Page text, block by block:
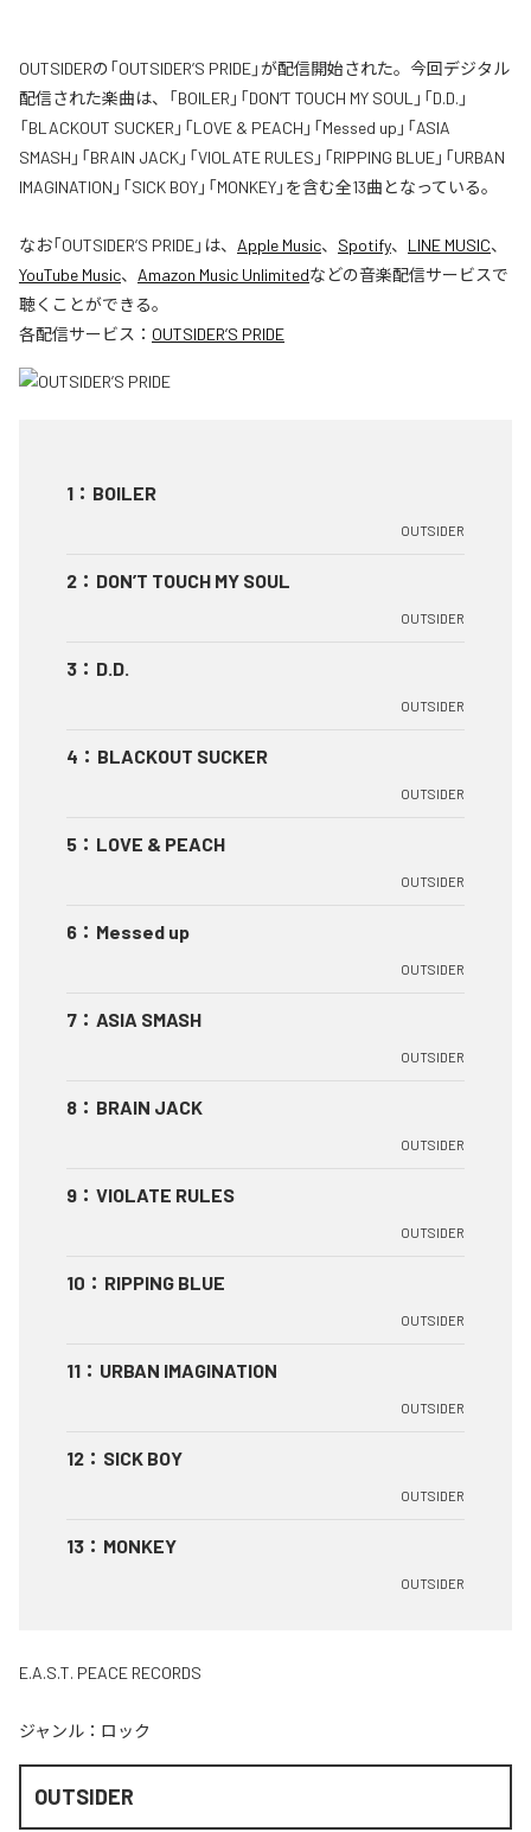
OUTSIDERの「OUTSIDER’S PRIDE」が配信開始された。今回デジタル
配信された楽曲は、「BOILER」「DON’T TOUCH MY SOUL」「D.D.」
「BLACKOUT SUCKER」「LOVE & PEACH」「Messed up」「ASIA
SMASH」「BRAIN JACK」「VIOLATE RULES」「RIPPING BLUE」「URBAN
IMAGINATION」「SICK BOY」「MONKEY」を含む全13曲となっている。
なお「OUTSIDER’S PRIDE」は、 Apple Music、 Spotify、 LINE MUSIC、
YouTube Music、 Amazon Music Unlimitedなどの音楽配信サービスで
聴くことができる。
各配信サービス： OUTSIDER’S PRIDE
1 ： BOILER
OUTSIDER
2 ： DON’T TOUCH MY SOUL
OUTSIDER
3 ： D.D.
OUTSIDER
4 ： BLACKOUT SUCKER
OUTSIDER
5 ： LOVE & PEACH
OUTSIDER
6 ： Messed up
OUTSIDER
7 ： ASIA SMASH
OUTSIDER
8 ： BRAIN JACK
OUTSIDER
9 ： VIOLATE RULES
OUTSIDER
10 ： RIPPING BLUE
OUTSIDER
11 ： URBAN IMAGINATION
OUTSIDER
12 ： SICK BOY
OUTSIDER
13 ： MONKEY
OUTSIDER
E.A.S.T. PEACE RECORDS
ジャンル： ロック
OUTSIDER